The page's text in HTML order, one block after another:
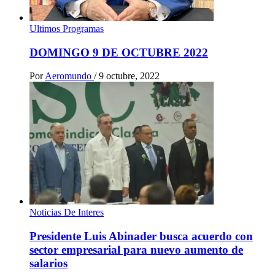
Ultimos Programas
DOMINGO 9 DE OCTUBRE 2022
Por Aeromundo / 9 octubre, 2022
Noticias De Interes
Presidente Luis Abinader busca acuerdo con
sector empresarial para nuevo aumento de
salarios